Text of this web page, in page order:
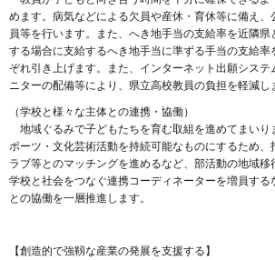
めます。病気などによる欠員や産休・育休等に備え
員等を行います。また、へき地手当の支給率を近隣
する場合に支給するへき地手当に準ずる手当の支給
ぞれ引き上げます。また、インターネット出願システ
ニターの配備等により、県立高校教員の負担を軽減し
（学校と様々な主体との連携・協働）
地域ぐるみで子どもたちを育む取組を進めてまいり
ポーツ・文化芸術活動を持続可能なものにするため、
ラブ等とのマッチングを進めるなど、部活動の地域移
学校と社会をつなぐ連携コーディネーターを増員す
との協働を一層推進します。
【創造的で強靱な産業の発展を支援する】